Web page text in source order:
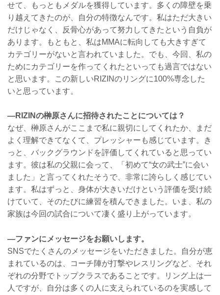
せて、もっともメダルを獲得しています。多くの障壁を乗
り越えてきたのが、自分の特徴なんです。私はただ大きい
だけじゃなく、反骨心があって努力してきたという自負が
あります。もともと、私はMMAに転向しても大きすぎて
カテゴリーがないと言われていました。でも、今回、私の
ためにカテゴリーを作ってくれたといっても過言ではない
と思います。この新しいRIZINのリングに100%専念した
いと思っています。
—RIZINの榊原さんに招待されたことについては？
なぜ、榊原さんがここまで私に親切にしてくれたか、まだ
よく理解できてなくて、プレッシャーも感じています。き
っと、バックグラウンドを評価してくれていると思ってい
ます。彼は私の父親に会って、「初めて“女の武士”に会い
ました」と言ってくれたそうで、非常に誇らしく感じてい
ます。私はずっと、身体が大きいだけという評価を受け続
けていて、そのたびに練習を積んできました。いま、私の
家族は今回の試合について凄く盛り上がっています。
—ファンにメッセージをお願いします。
SNSでたくさんのメッセージをいただきました。自分が恵
まれているのは、コーチ陣が打撃やレスリングなど、それ
ぞれの分野でトップクラスであることです。リング上は一
人ですが、自分は多くの人に支えられているのを実感して